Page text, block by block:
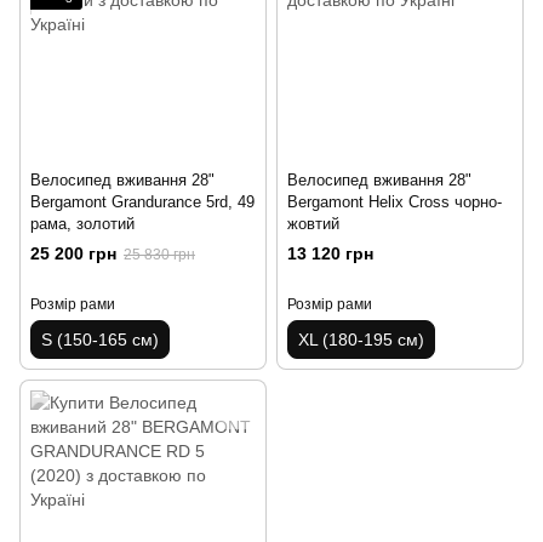
Велосипед вживання 28"
Bergamont Grandurance 5rd, 49
рама, золотий
25 200 грн 25 830 грн
Розмір рами
S (150-165 см)
Велосипед вживання 28"
Bergamont Helix Cross чорно-
жовтий
13 120 грн
Розмір рами
XL (180-195 см)